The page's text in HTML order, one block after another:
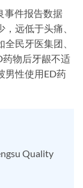
事件报告数据
远低于头痛、
民牙医集团、
物后牙龈不适
男性使用ED药
Quality